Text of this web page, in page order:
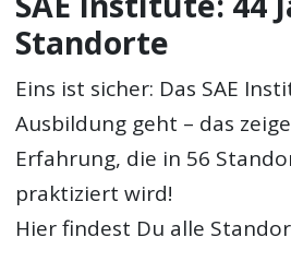
Standorte
Eins ist sicher: Das SAE
Ausbildung geht – das
Erfahrung, die in 56
praktiziert wird!
Hier findest Du alle